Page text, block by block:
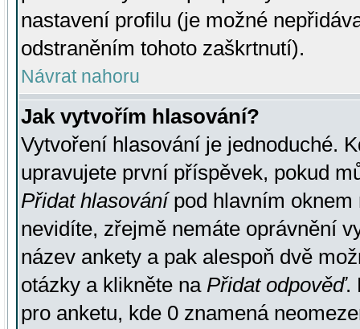
nastavení profilu (je možné
odstraněním tohoto zaškrtnutí).
Návrat nahoru
Jak vytvořím hlasování?
Vytvoření hlasování je jednoduché.
upravujete první příspěvek, pokud
Přidat hlasovánípod hlavním oknem
nevidíte, zřejmě nemáte oprávnění
název ankety a pak alespoň dvě
otázky a klikněte na Přidat odpověď.
pro anketu, kde 0 znamená